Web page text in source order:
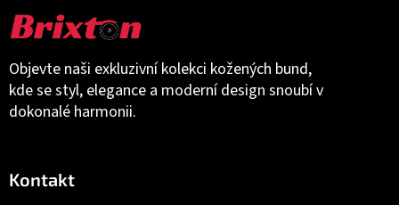
Objevte naši exkluzivní kolekci kožených bund,
kde se styl, elegance a moderní design snoubí v
dokonalé harmonii.
Kontakt